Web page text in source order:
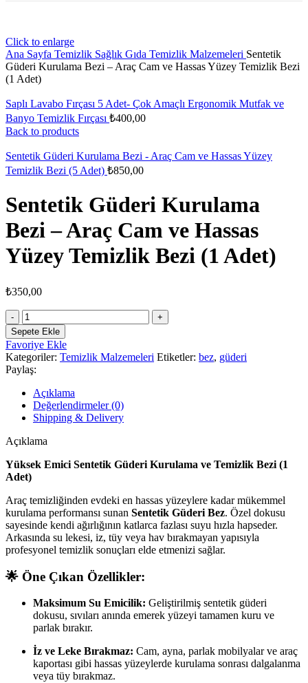
Click to enlarge
Ana Sayfa Temizlik Sağlık Gıda Temizlik Malzemeleri Sentetik
Güderi Kurulama Bezi – Araç Cam ve Hassas Yüzey Temizlik Bezi
(1 Adet)
Saplı Lavabo Fırçası 5 Adet- Çok Amaçlı Ergonomik Mutfak ve
Banyo Temizlik Fırçası ₺400,00
Back to products
Sentetik Güderi Kurulama Bezi - Araç Cam ve Hassas Yüzey
Temizlik Bezi (5 Adet) ₺850,00
Sentetik Güderi Kurulama
Bezi – Araç Cam ve Hassas
Yüzey Temizlik Bezi (1 Adet)
₺350,00
Sentetik
Güderi
Kurulama
Bezi
-
Araç
Cam
ve
Hassas
Yüzey
Temizlik
(1
Adet)
Sepete Ekle
Favoriye Ekle
Kategoriler: Temizlik Malzemeleri Etiketler: bez, güderi
Paylaş:
Açıklama
Değerlendirmeler (0)
Shipping & Delivery
Açıklama
Yüksek Emici Sentetik Güderi Kurulama ve Temizlik Bezi (1
Adet)
Araç temizliğinden evdeki en hassas yüzeylere kadar mükemmel
kurulama performansı sunan Sentetik Güderi Bez. Özel dokusu
sayesinde kendi ağırlığının katlarca fazlası suyu hızla hapseder.
Arkasında su lekesi, iz, tüy veya hav bırakmayan yapısıyla
profesyonel temizlik sonuçları elde etmenizi sağlar.
🌟 Öne Çıkan Özellikler:
Maksimum Su Emicilik: Geliştirilmiş sentetik güderi
dokusu, sıvıları anında emerek yüzeyi tamamen kuru ve
parlak bırakır.
İz ve Leke Bırakmaz: Cam, ayna, parlak mobilyalar ve araç
kaportası gibi hassas yüzeylerde kurulama sonrası dalgalanma
veya tüy bırakmaz.